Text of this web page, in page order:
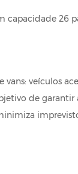
26
veículos
de garantir